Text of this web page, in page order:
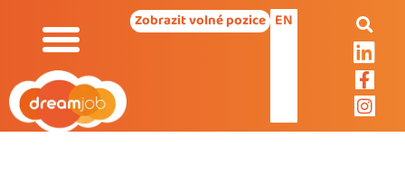
Zobrazit volné pozice EN